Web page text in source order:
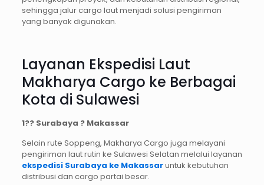
sehingga jalur cargo laut menjadi solusi pengiriman
yang banyak digunakan.
Layanan Ekspedisi Laut
Makharya Cargo ke Berbagai
Kota di Sulawesi
1?? Surabaya ? Makassar
Selain rute Soppeng, Makharya Cargo juga melayani
pengiriman laut rutin ke Sulawesi Selatan melalui layanan
ekspedisi Surabaya ke Makassaruntuk kebutuhan
distribusi dan cargo partai besar.